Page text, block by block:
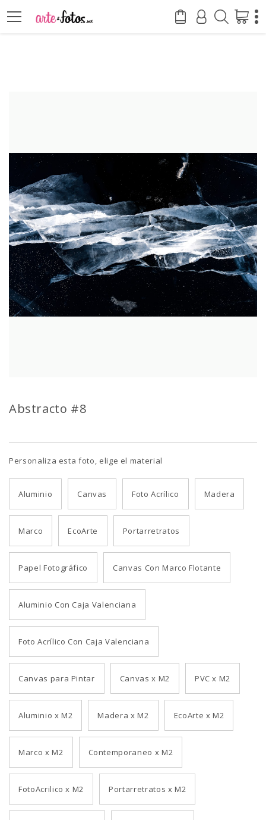
Abstracto #8
Personaliza esta foto, elige el material
Aluminio Canvas Foto Acrílico Madera
Marco EcoArte Portarretratos
Papel Fotográfico Canvas Con Marco Flotante
Aluminio Con Caja Valenciana
Foto Acrílico Con Caja Valenciana
Canvas para Pintar Canvas x M2 PVC x M2
Aluminio x M2 Madera x M2 EcoArte x M2
Marco x M2 Contemporaneo x M2
FotoAcrilico x M2 Portarretratos x M2